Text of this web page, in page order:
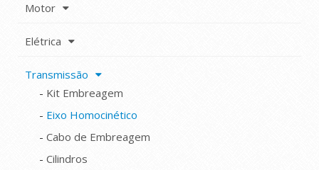
Motor
Elétrica
Transmissão
Kit Embreagem
Eixo Homocinético
Cabo de Embreagem
Cilindros